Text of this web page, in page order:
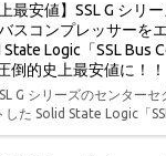
上最安値】SSL G シリ
スコンプレッサーを
State Logic「SSL Bus
倒的史上最安値に！！
G シリーズのセンター
した Solid State Logic「